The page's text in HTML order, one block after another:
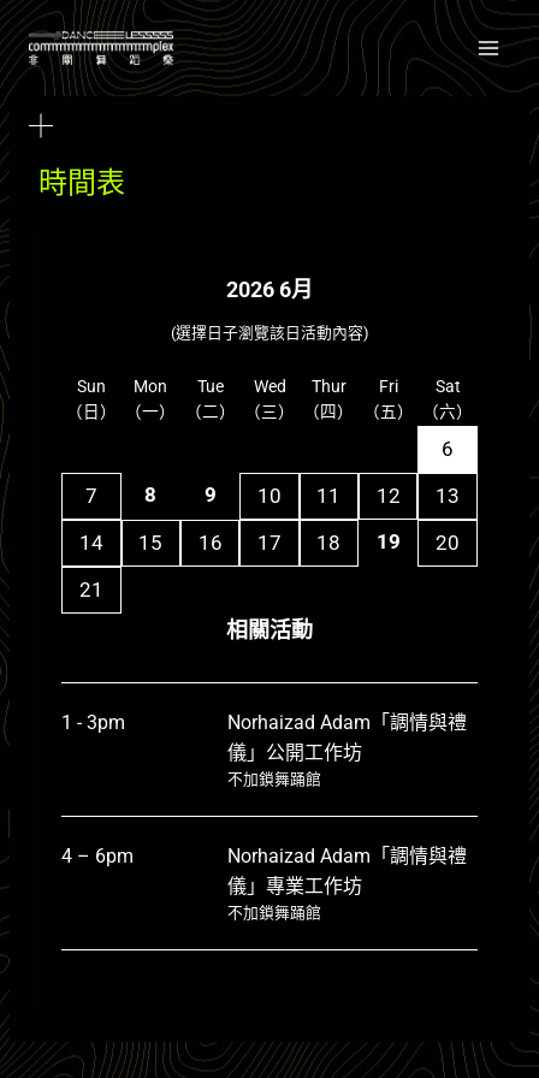
Skip
to
content
時間表
2026 6月
(選擇日子瀏覽該日活動內容)
Sun
（日）
Mon
（一）
Tue
（二）
Wed
（三）
Thur
（四）
Fri
（五）
Sat
（六）
6
7
8 9 10 11 12
13
14
15 16 17 18 19
20
21
相關活動
1 - 3pm
Norhaizad Adam「調情與禮
儀」公開工作坊
不加鎖舞踊館
4 – 6pm
Norhaizad Adam「調情與禮
儀」專業工作坊
不加鎖舞踊館